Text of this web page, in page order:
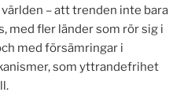
– att trenden inte bara
med fler länder som rör sig i
med försämringar i
som yttrandefrihet